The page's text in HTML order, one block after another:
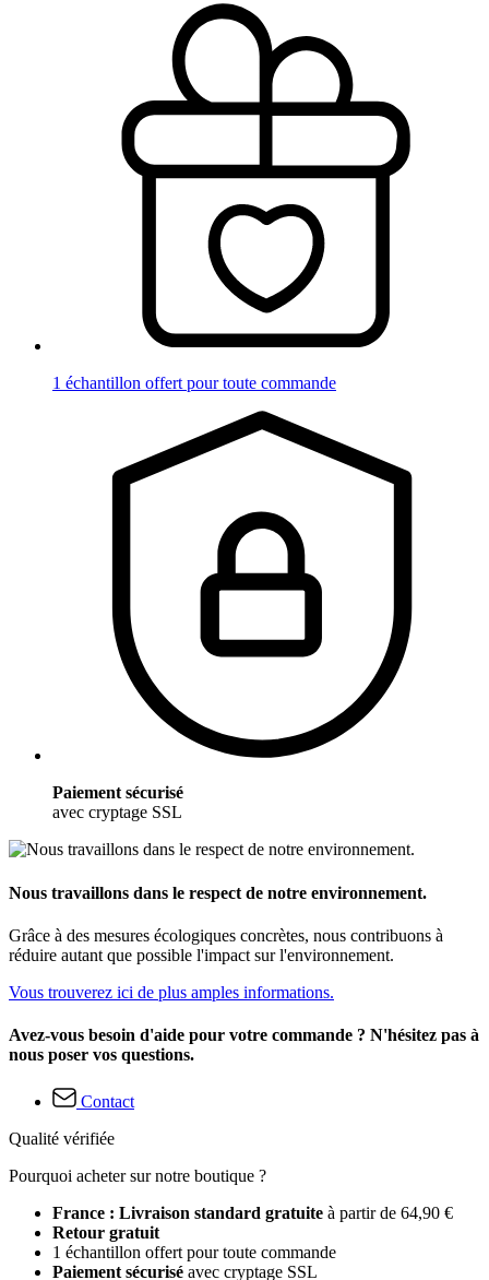
1 échantillon offert pour toute commande
Paiement sécurisé
avec cryptage SSL
Nous travaillons dans le respect de notre environnement.
Grâce à des mesures écologiques concrètes, nous contribuons à
réduire autant que possible l'impact sur l'environnement.
Vous trouverez ici de plus amples informations.
Avez-vous besoin d'aide pour votre commande ? N'hésitez pas à
nous poser vos questions.
Contact
Qualité vérifiée
Pourquoi acheter sur notre boutique ?
France : Livraison standard gratuite à partir de 64,90 €
Retour gratuit
1 échantillon offert pour toute commande
Paiement sécurisé avec cryptage SSL